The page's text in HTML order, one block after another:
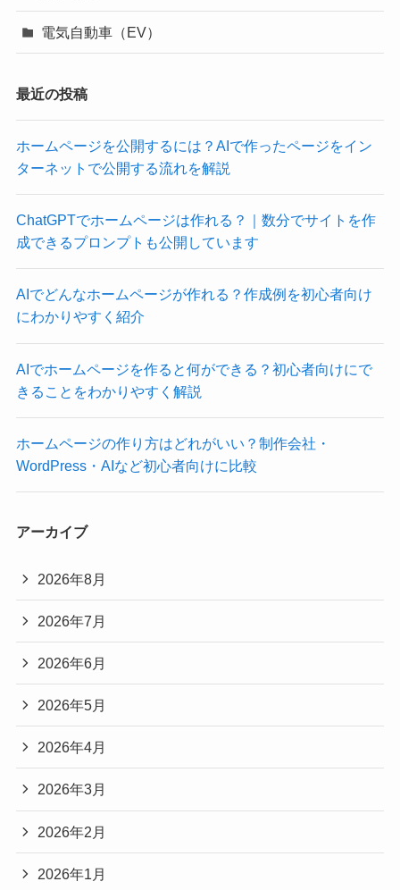
電気自動車（EV）
最近の投稿
ホームページを公開するには？AIで作ったページをイン
ターネットで公開する流れを解説
ChatGPTでホームページは作れる？｜数分でサイトを作
成できるプロンプトも公開しています
AIでどんなホームページが作れる？作成例を初心者向け
にわかりやすく紹介
AIでホームページを作ると何ができる？初心者向けにで
きることをわかりやすく解説
ホームページの作り方はどれがいい？制作会社・
WordPress・AIなど初心者向けに比較
アーカイブ
2026年8月
2026年7月
2026年6月
2026年5月
2026年4月
2026年3月
2026年2月
2026年1月